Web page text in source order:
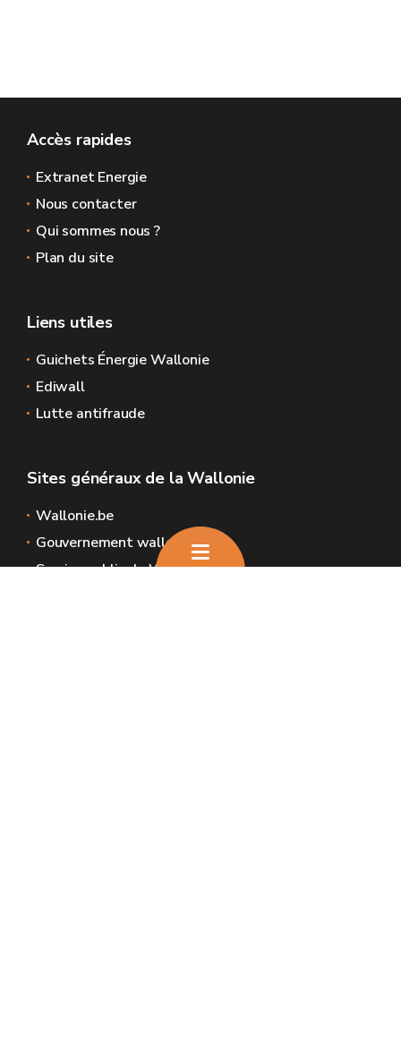
Accès rapides
Extranet Energie
Nous contacter
Qui sommes nous ?
Plan du site
Liens utiles
Guichets Énergie Wallonie
Ediwall
Lutte antifraude
Sites généraux de la Wallonie
Wallonie.be
Gouvernement wallon
Service public de Wallonie